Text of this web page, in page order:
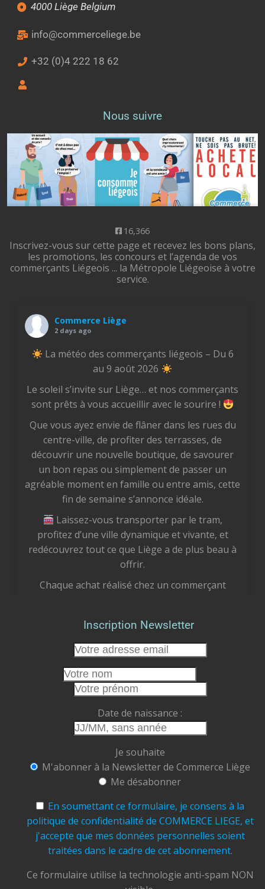
4000 Liège Belgium
info@commerceliege.be
+32 (0)4 222 18 62
Nous suivre
16,366
Inscrivez-vous sur cette page et recevez les bons plans,
les promotions, les concours et l’agenda de vos
commerçants Liégeois ... la Métropole Liégeoise à votre
service.
Commerce Liège
2 days ago
La météo des commerçants liégeois – Du 6
au 9 août 2026
Le soleil s’invite sur Liège… et nos commerçants
sont prêts à vous accueillir avec le sourire !
Que vous ayez envie de flâner dans les rues du
centre-ville, de profiter des terrasses, de
découvrir une nouvelle boutique, de savourer
un bon repas ou simplement de passer un
agréable moment en famille ou entre amis, cette
fin de semaine s’annonce idéale.
Laissez-vous transporter par le tram,
profitez d’une ville dynamique et vivante, et
redécouvrez tout ce que Liège a de plus beau à
offrir.
Chaque achat réalisé chez un commerçant
des hommes passionnés, vous préservez des
emplois et vous participez à faire vivre le cœur
de notre cité.
Cet été, faisons le choix de la proximité.
Faisons vivre nos commerces.
Faisons rayonner Liège.
Commerce Liège ASBL
Ensemble, soutenons, valorisons et faisons
grandir notre ville.
#CommerceLiège #AchetezLocal #Liège
#CommerçantsLiégeois#CentreVille
#TramDeLiège #Terrasses#ÉtéÀLiège
#ConsommerLocal #FaitesVivreLiège
Photo
View on Facebook
Inscription Newsletter
Date de naissance :
Je souhaite
M'abonner à la Newsletter de Commerce Liège
Me désabonner
En soumettant ce formulaire, je consens à la
politique de confidentialité de COMMERCE LIEGE, et
j'accepte que mes données personnelles soient
traitées dans le cadre de cet abonnement.
Ce formulaire utilise la technologie anti-spam NON